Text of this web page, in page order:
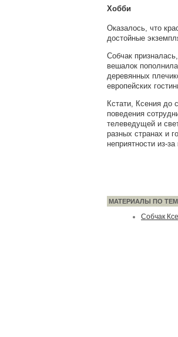
Хобби
Оказалось, что
достойные
Собчак
вешалок
деревянных
европейских
Кстати, Ксения до
поведения
телеведущей и
разных странах и
неприятности из-
МАТЕРИАЛЫ ПО
Собчак